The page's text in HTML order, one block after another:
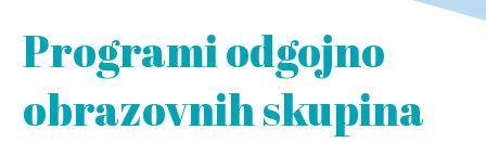
Programi odgojno
obrazovnih skupina